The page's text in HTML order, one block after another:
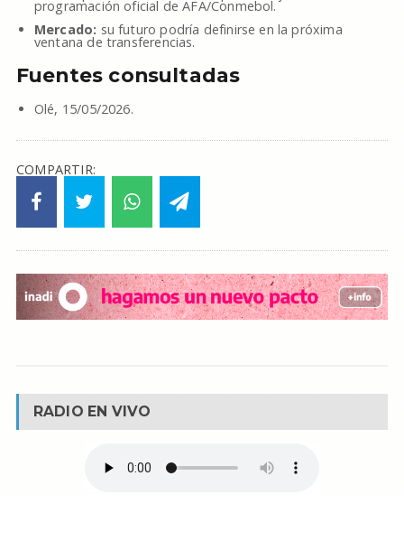
programación oficial de AFA/Conmebol.
Mercado: su futuro podría definirse en la próxima
ventana de transferencias.
Fuentes consultadas
Olé, 15/05/2026.
COMPARTIR:
RADIO EN VIVO